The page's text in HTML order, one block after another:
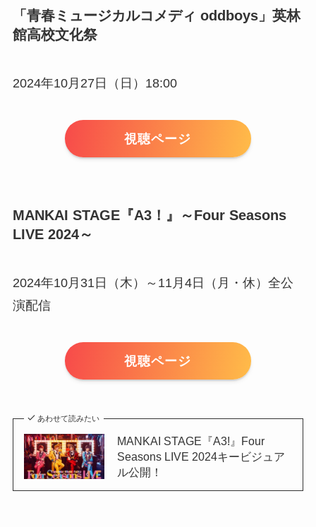
「青春ミュージカルコメディ oddboys」英林
館高校文化祭
2024年10月27日（日）18:00
視聴ページ
MANKAI STAGE『A3！』～Four Seasons
LIVE 2024～
2024年10月31日（木）～11月4日（月・休）全公
演配信
視聴ページ
あわせて読みたい
MANKAI STAGE『A3!』Four
Seasons LIVE 2024キービジュア
ル公開！